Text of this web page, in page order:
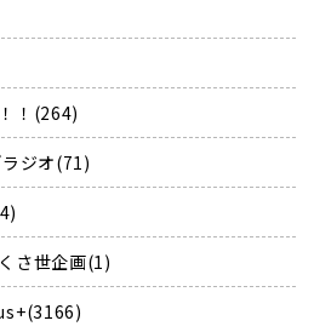
！(264)
ジオ(71)
さ世企画(1)